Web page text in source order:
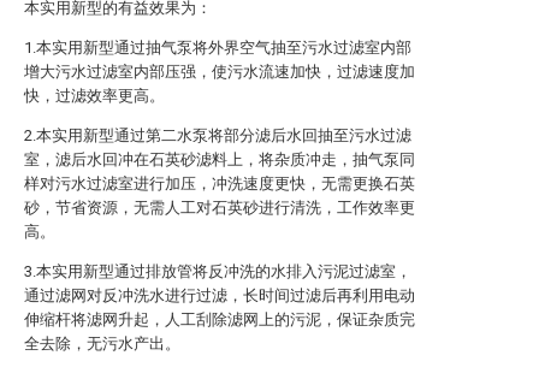
本实用新型的有益效果为：
1.本实用新型通过抽气泵将外界空气抽至污水过滤室内部
增大污水过滤室内部压强，使污水流速加快，过滤速度加
快，过滤效率更高。
2.本实用新型通过第二水泵将部分滤后水回抽至污水过滤
室，滤后水回冲在石英砂滤料上，将杂质冲走，抽气泵同
样对污水过滤室进行加压，冲洗速度更快，无需更换石英
砂，节省资源，无需人工对石英砂进行清洗，工作效率更
高。
3.本实用新型通过排放管将反冲洗的水排入污泥过滤室，
通过滤网对反冲洗水进行过滤，长时间过滤后再利用电动
伸缩杆将滤网升起，人工刮除滤网上的污泥，保证杂质完
全去除，无污水产出。